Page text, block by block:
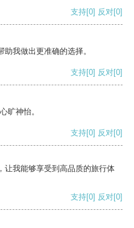
支持[0] 反对[0]
我做出更准确的选择。
支持[0] 反对[0]
旷神怡。
支持[0] 反对[0]
让我能够享受到高品质的旅行体
支持[0] 反对[0]